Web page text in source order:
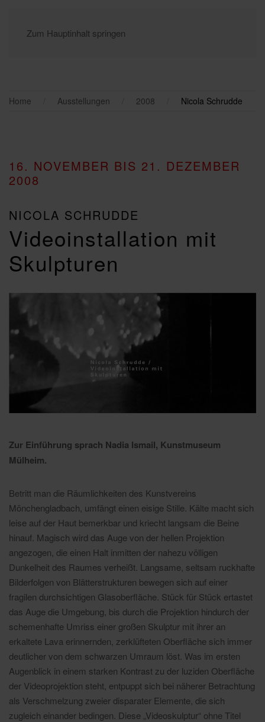
Zum Hauptinhalt springen
Home Ausstellungen 2008 Nicola Schrudde
16. NOVEMBER BIS 21. DEZEMBER
2008
NICOLA SCHRUDDE
Videoinstallation mit
Skulpturen
Zur Einführung sprach Nadia Ismail, Kunstmuseum
Mülheim.
Betritt man die Räumlichkeiten des Kunstvereins
Mönchengladbach, umfängt einen eisige Stille. Kälte macht sich
leise auf der Haut bemerkbar und kriecht langsam die Beine
hinauf. Magisch wird das Auge von der hellen Projektion
angezogen, die einen Halt inmitten der nahezu völligen
Dunkelheit des Raumes verheißt. Langsame, seltsam ruckhafte
Bilderfolgen von Blätterstrukturen bewegen sich auf einer
fragilen durchsichtigen Glasoberfläche. Stück für Stück ertastet
das Auge die Umgebung, bis durch die Projektion hindurch der
schemenhafte Umriss einer großen Skulptur mit ihrer an
erkaltete Lava erinnernden, zerklüfteten Oberfläche sich immer
deutlicher von dem schwarzen Umraum löst. Was im ersten
Augenblick in einem starken Kontrast zu der luziden Oberfläche
der Videoprojektion steht, entpuppt sich bei näherer Betrachtung
als Verschmelzung zweier disparater Elemente, die sich
zugleich einander bedingen. Diese „Videoskulptur“ ohne Titel